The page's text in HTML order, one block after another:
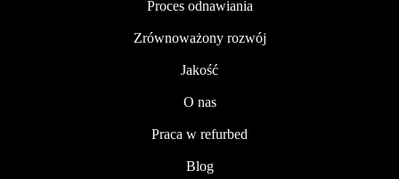
Proces odnawiania
Zrównoważony rozwój
Jakość
O nas
Praca w refurbed
Blog